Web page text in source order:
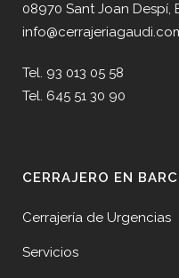
08970 Sant Joan Despí,
Tel. 93 013 05 58
Tel. 645 51 30 90
CERRAJERO EN
Cerrajería de Urgencias
Servicios